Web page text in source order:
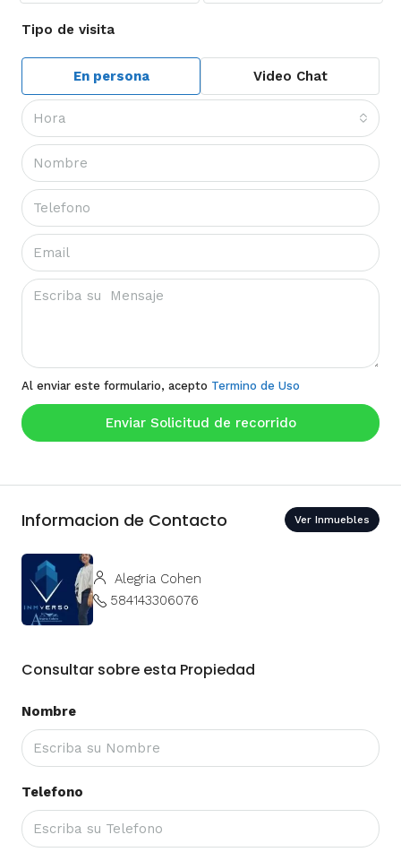
Tipo de visita
En persona Video Chat
Hora
Al enviar este formulario, acepto Termino de Uso
Enviar Solicitud de recorrido
Informacion de Contacto Ver Inmuebles
Alegria Cohen
584143306076
Consultar sobre esta Propiedad
Nombre
Telefono